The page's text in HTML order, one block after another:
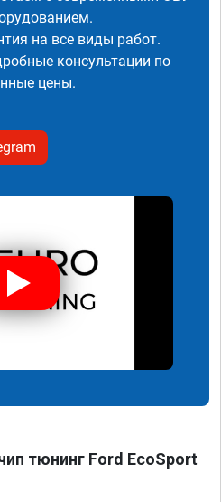
на все виды работ.
консультации по
цены.
тюнинг Ford EcoSport